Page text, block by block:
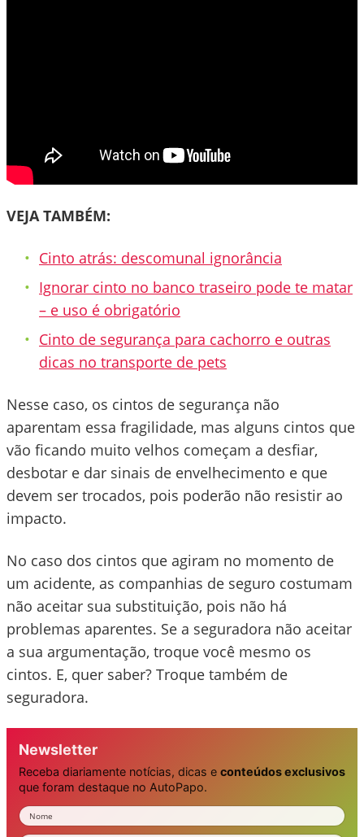
VEJA TAMBÉM:
Cinto atrás: descomunal ignorância
Ignorar cinto no banco traseiro pode te matar
– e uso é obrigatório
Cinto de segurança para cachorro e outras
dicas no transporte de pets
Nesse caso, os cintos de segurança não
aparentam essa fragilidade, mas alguns cintos que
vão ficando muito velhos começam a desfiar,
desbotar e dar sinais de envelhecimento e que
devem ser trocados, pois poderão não resistir ao
impacto.
No caso dos cintos que agiram no momento de
um acidente, as companhias de seguro costumam
não aceitar sua substituição, pois não há
problemas aparentes. Se a seguradora não aceitar
a sua argumentação, troque você mesmo os
cintos. E, quer saber? Troque também de
seguradora.
Newsletter
Receba diariamente notícias, dicas e conteúdos exclusivos
que foram destaque no AutoPapo.
Nome